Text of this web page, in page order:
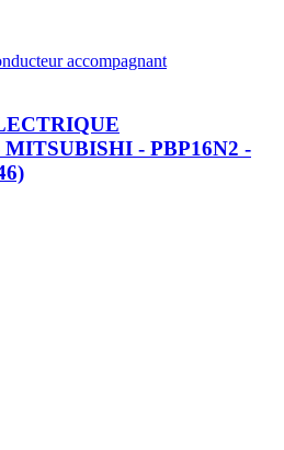
accompagnant
- PBP16N2 -